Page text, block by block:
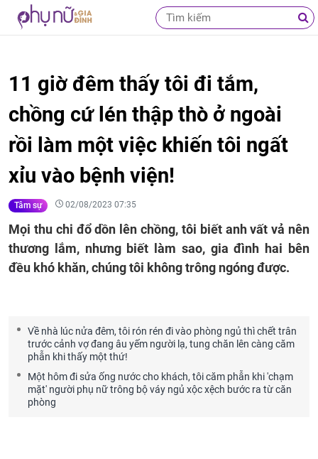
11 giờ đêm thấy tôi đi tắm,
chồng cứ lén thập thò ở ngoài
rồi làm một việc khiến tôi ngất
xỉu vào bệnh viện!
Tâm sự 02/08/2023 07:35
Mọi thu chi đổ dồn lên chồng, tôi biết anh vất vả nên
thương lắm, nhưng biết làm sao, gia đình hai bên
đều khó khăn, chúng tôi không trông ngóng được.
Về nhà lúc nửa đêm, tôi rón rén đi vào phòng ngủ thì chết trân
trước cảnh vợ đang âu yếm người lạ, tung chăn lên càng căm
phẫn khi thấy một thứ!
Một hôm đi sửa ống nước cho khách, tôi căm phẫn khi 'chạm
mặt' người phụ nữ trông bộ váy ngủ xộc xệch bước ra từ căn
phòng